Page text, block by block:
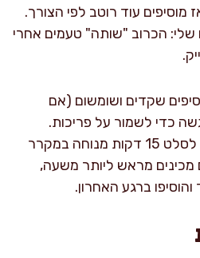
מוסיפים עוד רוטב לפי הצורך.
הכרוב "שותה" טעמים אחרי
שקדים ושומשום (אם
כדי לשמור על פריכות.
מגישים מיד, או נותנים לסלט 15 דקות מנוחה במקרר
מכינים מראש ליותר משעה,
ברגע האחרון.